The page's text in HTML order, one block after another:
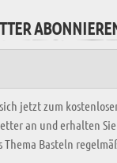
jetzt zum
an und erhalten
Thema Basteln